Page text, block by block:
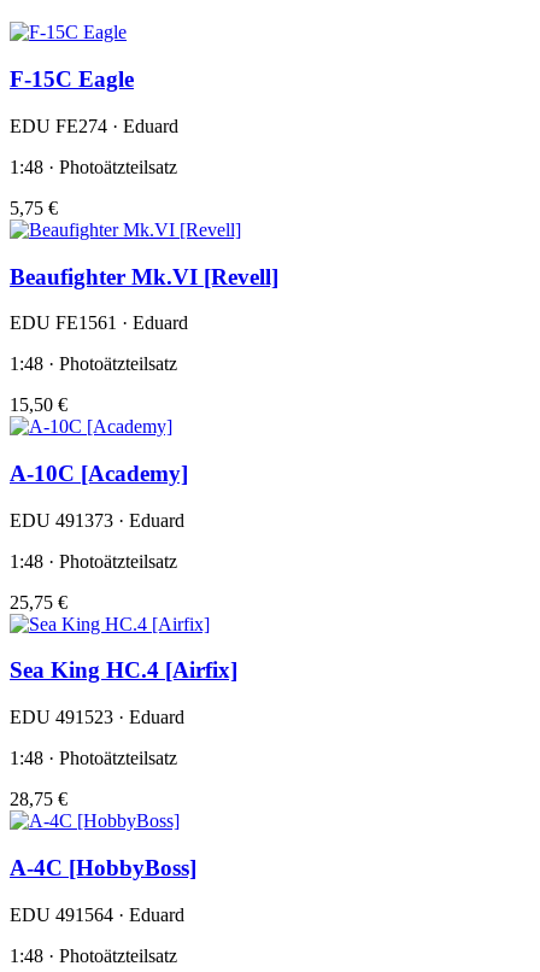
F-15C Eagle
EDU FE274 · Eduard
1:48 · Photoätzteilsatz
5,75 €
Beaufighter Mk.VI [Revell]
EDU FE1561 · Eduard
1:48 · Photoätzteilsatz
15,50 €
A-10C [Academy]
EDU 491373 · Eduard
1:48 · Photoätzteilsatz
25,75 €
Sea King HC.4 [Airfix]
EDU 491523 · Eduard
1:48 · Photoätzteilsatz
28,75 €
A-4C [HobbyBoss]
EDU 491564 · Eduard
1:48 · Photoätzteilsatz